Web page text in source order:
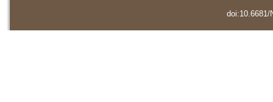
doi:10.6681/